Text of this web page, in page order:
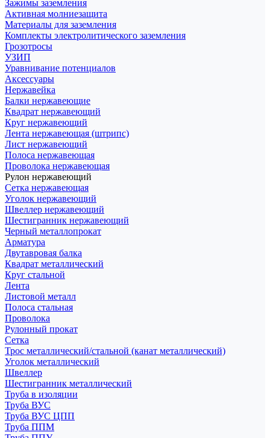
Зажимы заземления
Активная молниезащита
Материалы для заземления
Комплекты электролитического заземления
Грозотросы
УЗИП
Уравнивание потенциалов
Аксессуары
Нержавейка
Балки нержавеющие
Квадрат нержавеющий
Круг нержавеющий
Лента нержавеющая (штрипс)
Лист нержавеющий
Полоса нержавеющая
Проволока нержавеющая
Рулон нержавеющий
Сетка нержавеющая
Уголок нержавеющий
Швеллер нержавеющий
Шестигранник нержавеющий
Черный металлопрокат
Арматура
Двутавровая балка
Квадрат металлический
Круг стальной
Лента
Листовой металл
Полоса стальная
Проволока
Рулонный прокат
Сетка
Трос металлический/стальной (канат металлический)
Уголок металлический
Швеллер
Шестигранник металлический
Труба в изоляции
Труба ВУС
Труба ВУС ЦПП
Труба ППМ